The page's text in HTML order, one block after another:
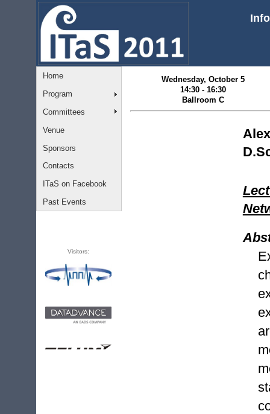
Home
Program
Committees
Venue
Sponsors
Contacts
ITaS on Facebook
Past Events
Visitors:
Wednesday, October 5
14:30 - 16:30
Ballroom C